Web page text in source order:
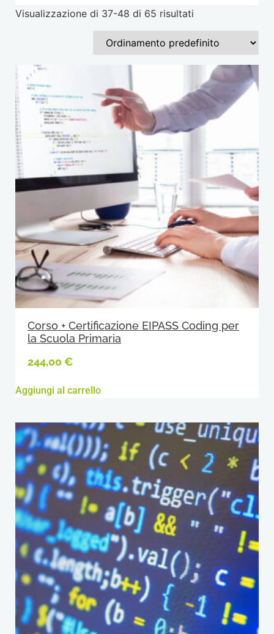
Visualizzazione di 37-48 di 65 risultati
Corso + Certificazione EIPASS Coding per
la Scuola Primaria
244,00 €
Aggiungi al carrello